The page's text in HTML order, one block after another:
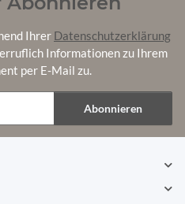
Ihrer Datenschutzerklärung
Informationen zu Ihrem
per E-Mail zu.
Abonnieren